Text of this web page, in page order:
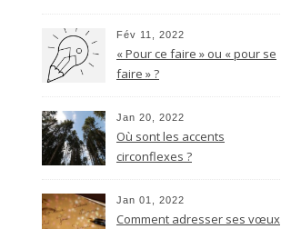
son -é ?
Fév 11, 2022
« Pour ce faire » ou « pour se
faire » ?
Jan 20, 2022
Où sont les accents
circonflexes ?
Jan 01, 2022
Comment adresser ses vœux